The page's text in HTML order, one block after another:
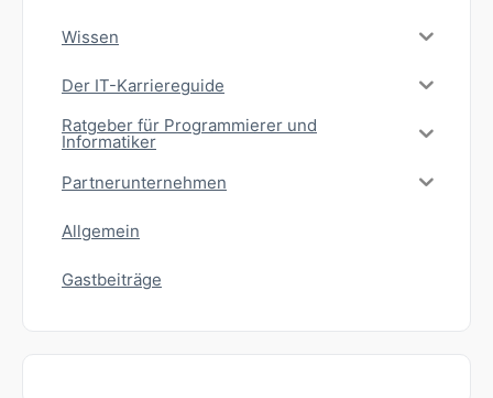
Wissen
Der IT-Karriereguide
Ratgeber für Programmierer und
Informatiker
Partnerunternehmen
Allgemein
Gastbeiträge